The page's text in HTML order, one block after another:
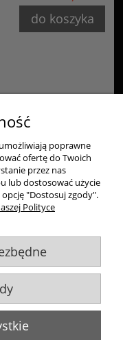
do koszyka
ul. Starzyńskiego 6, 42-224
poprawne
ofertę do Twoich
przez nas
lub dostosować użycie
"Dostosuj zgody".
Polityce